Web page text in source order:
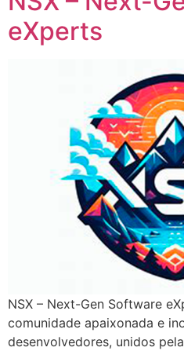
eXperts
NSX – Next-Gen Software
comunidade apaixonada e
desenvolvedores, unidos